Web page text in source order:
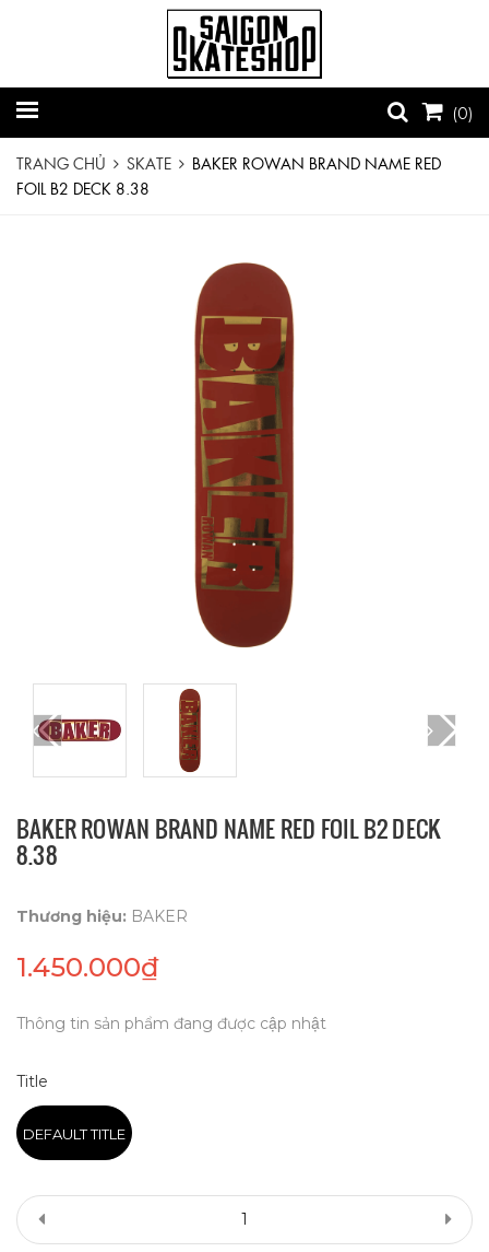
(0)
TRANG CHỦ SKATE
BAKER ROWAN BRAND NAME RED
FOIL B2 DECK 8.38
BAKER ROWAN BRAND NAME RED FOIL B2 DECK
8.38
Thương hiệu: BAKER
1.450.000₫
Thông tin sản phẩm đang được cập nhật
Title
DEFAULT TITLE